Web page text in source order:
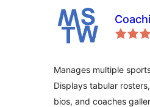
Manages multiple
Displays tabular
bios, and coaches